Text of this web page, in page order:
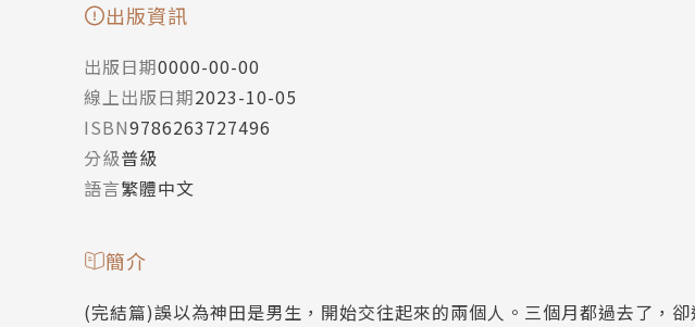
出版資訊
出版日期0000-00-00
線上出版日期2023-10-05
ISBN9786263727496
分級普級
語言繁體中文
簡介
(完結篇)誤以為神田是男生，開始交往起來的兩個人。三個月都過去了，